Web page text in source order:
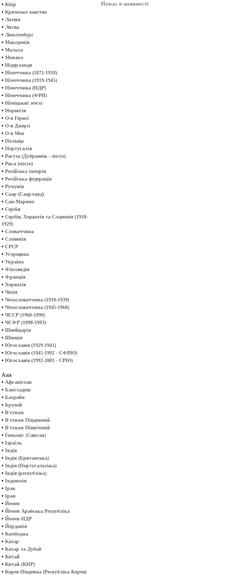
• Кіпр
• Кримське ханство
• Латвія
• Литва
• Люксембург
• Македонія
• Мальта
• Монако
• Нідерланди
• Німеччина (1871-1918)
• Німеччина (1919-1945)
• Німеччина (НДР)
• Німеччина (ФРН)
• Німіцькиі землі
• Норвегія
• О-в Гернсі
• О-в Джерсі
• О-в Мен
• Польща
• Португалія
• Рагуза (Дубровнік - місто)
• Рига (місто)
• Російська імперія
• Російська федерація
• Румунія
• Саар (Саарланд)
• Сан-Марино
• Сербія
• Сербія, Хорватія та Славонія (1918-
1929)
• Словаччина
• Словенія
• СРСР
• Угорщина
• Україна
• Фінляндія
• Франція
• Хорватія
• Чехія
• Чехословаччина (1918-1939)
• Чехословаччина (1945-1960)
• ЧССР (1960-1990)
• ЧСФР (1990-1993)
• Швейцарія
• Швеція
• Югославія (1929-1941)
• Югославія (1945-1992 - СФРЮ)
• Югославія (1992-2003 - СРЮ)
Азія
• Афганістан
• Бангладеш
• Бахрейн
• Бруней
• В'єтнам
• В'єтнам Південний
• В'єтнам Північний
• Гонконг (Сянган)
• Ізраїль
• Індія
• Індія (Британська)
• Індія (Португальська)
• Індія (республіка)
• Індонезія
• Ірак
• Іран
• Йемен
• Йемен Арабська Республіка
• Йемен НДР
• Йорданія
• Камбоджа
• Катар
• Катар та Дубай
• Китай
• Китай (КНР)
• Корея Південна (Республіка Корея)
Немає в наявності